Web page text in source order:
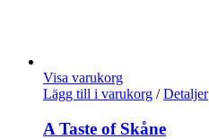
Visa varukorg
Lägg till i varukorg / Detaljer
A Taste of Skåne